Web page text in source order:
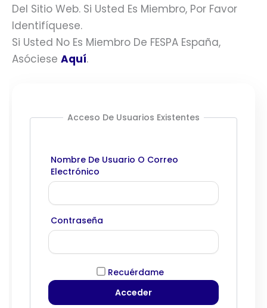
Del Sitio Web. Si Usted Es Miembro, Por Favor
Identifíquese.
Si Usted No Es Miembro De FESPA España,
Asóciese Aquí.
Acceso De Usuarios Existentes
Nombre De Usuario O Correo
Electrónico
Contraseña
Recuérdame